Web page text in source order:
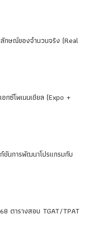
กษณ์ของจำนวนจริง (Real
กซ์โพเนนเชียล (Expo +
นการพัฒนาโปรแกรมกับ
ตารางสอบ TGAT/TPAT